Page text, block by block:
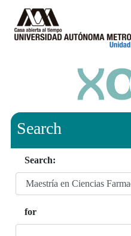
Search
Search:
for